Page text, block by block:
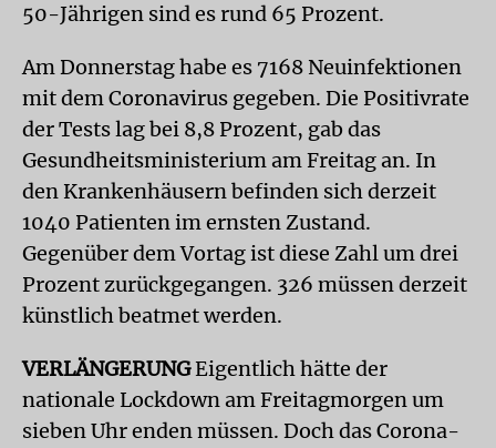
50-Jährigen sind es rund 65 Prozent.
Am Donnerstag habe es 7168 Neuinfektionen
mit dem Coronavirus gegeben. Die Positivrate
der Tests lag bei 8,8 Prozent, gab das
Gesundheitsministerium am Freitag an. In
den Krankenhäusern befinden sich derzeit
1040 Patienten im ernsten Zustand.
Gegenüber dem Vortag ist diese Zahl um drei
Prozent zurückgegangen. 326 müssen derzeit
künstlich beatmet werden.
VERLÄNGERUNGEigentlich hätte der
nationale Lockdown am Freitagmorgen um
sieben Uhr enden müssen. Doch das Corona-